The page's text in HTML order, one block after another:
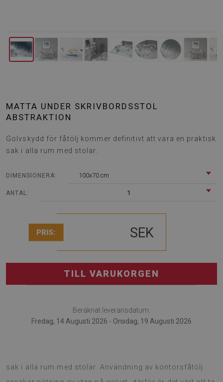
MATTA UNDER SKRIVBORDSSTOL
ABSTRAKTION
Golvskydd för fåtölj kommer definitivt att vara en praktisk
sak i alla rum med stolar.
DIMENSIONERA: 100x70 cm
ANTAL: 1
PRIS: SEK
TILL VARUKORGEN
Beräknat leveransdatum:
Fredag, 14 Augusti 2026 - Onsdag, 19 Augusti 2026
sak i alla rum med stolar. Användning av kontorsfåtölj